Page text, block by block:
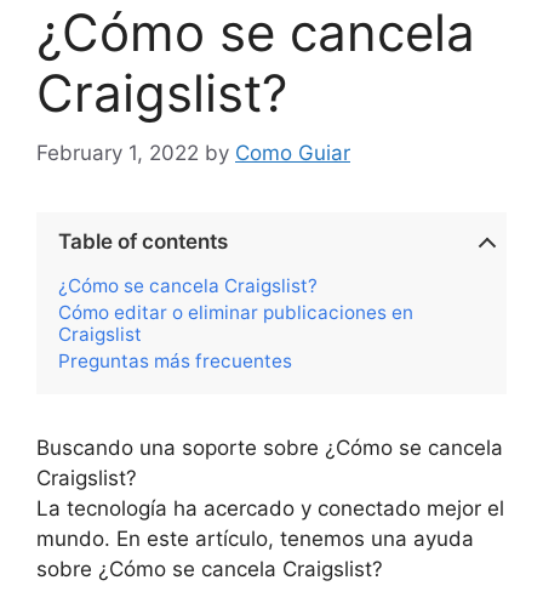
¿Cómo se cancela
Craigslist?
February 1, 2022 by Como Guiar
Table of contents
¿Cómo se cancela Craigslist?
Cómo editar o eliminar publicaciones en
Craigslist
Preguntas más frecuentes
Buscando una soporte sobre ¿Cómo se cancela
Craigslist?
La tecnología ha acercado y conectado mejor el
mundo. En este artículo, tenemos una ayuda
sobre ¿Cómo se cancela Craigslist?